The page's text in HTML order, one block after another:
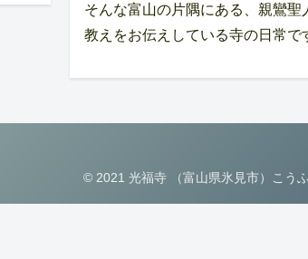
そんな富山の片隅にある、親鸞聖
教えをお伝えしている寺の日常で
© 2021 光福寺 （富山県氷見市）こう